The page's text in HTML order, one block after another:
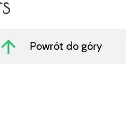
Powrót do góry